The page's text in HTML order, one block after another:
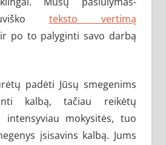
teksto vertimą
po to palyginti savo darbą
padėti Jūsų smegenims
kalbą, tačiau reikėtų
intensyviau mokysitės, tuo
įsisavins kalbą. Jums